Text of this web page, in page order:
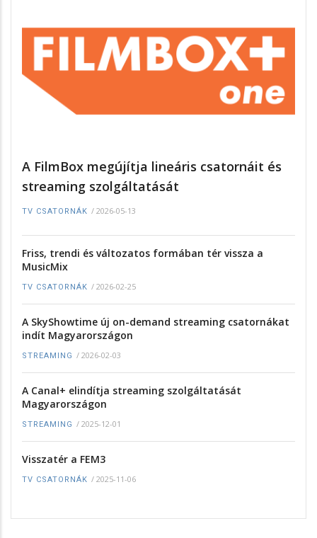
A FilmBox megújítja lineáris csatornáit és
streaming szolgáltatását
TV CSATORNÁK / 2026-05-13
Friss, trendi és változatos formában tér vissza a
MusicMix
TV CSATORNÁK / 2026-02-25
A SkyShowtime új on-demand streaming csatornákat
indít Magyarországon
STREAMING / 2026-02-03
A Canal+ elindítja streaming szolgáltatását
Magyarországon
STREAMING / 2025-12-01
Visszatér a FEM3
TV CSATORNÁK / 2025-11-06